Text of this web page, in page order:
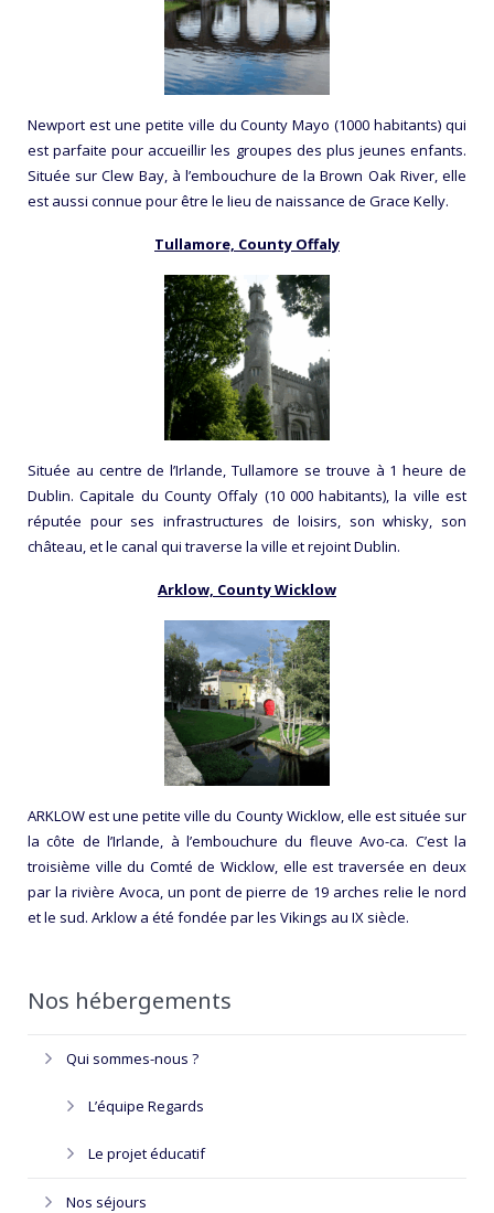
Newport est une petite ville du County Mayo (1000 habitants) qui
est parfaite pour accueillir les groupes des plus jeunes enfants.
Située sur Clew Bay, à l’embouchure de la Brown Oak River, elle
est aussi connue pour être le lieu de naissance de Grace Kelly.
Tullamore, County Offaly
Située au centre de l’Irlande, Tullamore se trouve à 1 heure de
Dublin. Capitale du County Offaly (10 000 habitants), la ville est
réputée pour ses infrastructures de loisirs, son whisky, son
château, et le canal qui traverse la ville et rejoint Dublin.
Arklow, County Wicklow
ARKLOW est une petite ville du County Wicklow, elle est située sur
la côte de l’Irlande, à l’embouchure du fleuve Avo-ca. C’est la
troisième ville du Comté de Wicklow, elle est traversée en deux
par la rivière Avoca, un pont de pierre de 19 arches relie le nord
et le sud. Arklow a été fondée par les Vikings au IX siècle.
Nos hébergements
Qui sommes-nous ?
L’équipe Regards
Le projet éducatif
Nos séjours